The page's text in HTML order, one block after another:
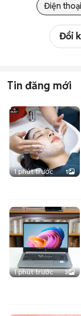
Điện thoại
Đổi
Tin đăng mới
1 phút trước 1
1 phút trước 3